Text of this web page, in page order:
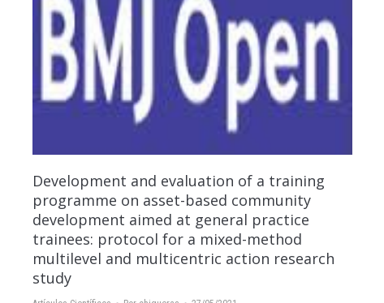
Development and evaluation of a training
programme on asset-based community
development aimed at general practice
trainees: protocol for a mixed-method
multilevel and multicentric action research
study